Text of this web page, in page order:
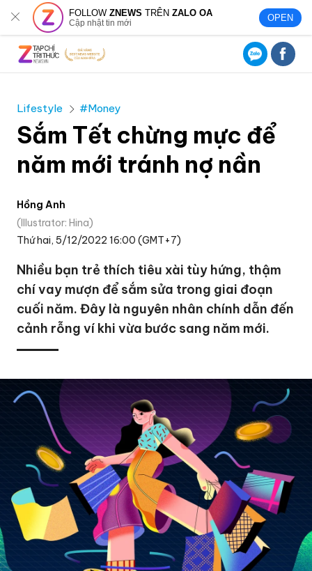
FOLLOWZNEWS TRÊNZALO OA
Cập nhật tin mới OPEN
Lifestyle #Money
Sắm Tết chừng mực để
năm mới tránh nợ nần
Hồng Anh
Illustrator: Hina
Thứ hai, 5/12/2022 16:00 (GMT+7)
Nhiều bạn trẻ thích tiêu xài tùy hứng, thậm
chí vay mượn để sắm sửa trong giai đoạn
cuối năm. Đây là nguyên nhân chính dẫn đến
cảnh rỗng ví khi vừa bước sang năm mới.